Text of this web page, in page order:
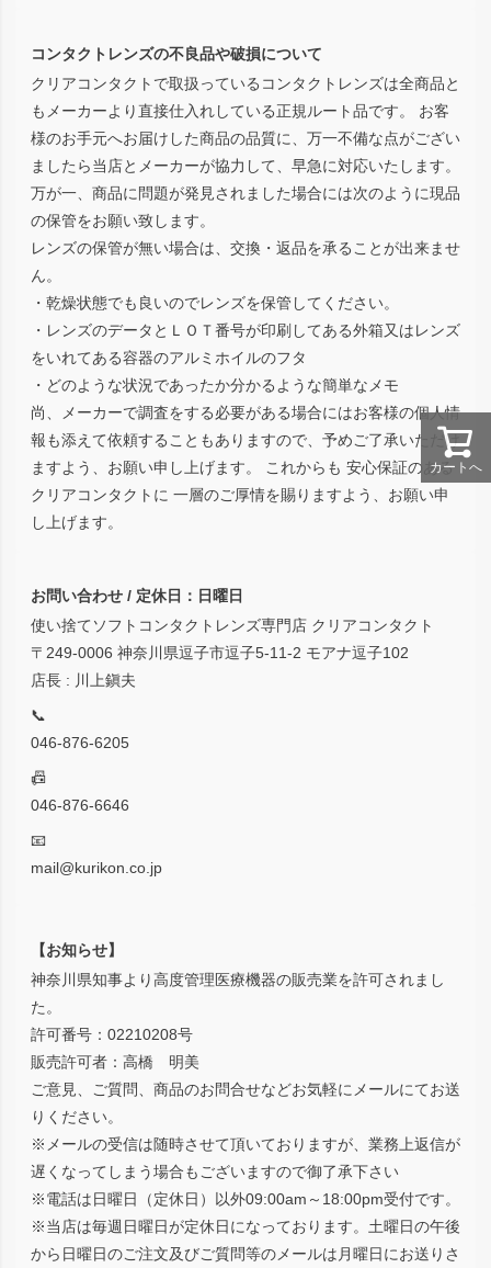
カートへ
コンタクトレンズの不良品や破損について
クリアコンタクトで取扱っているコンタクトレンズは全商品と
もメーカーより直接仕入れしている正規ルート品です。 お客
様のお手元へお届けした商品の品質に、万一不備な点がござい
ましたら当店とメーカーが協力して、早急に対応いたします。
万が一、商品に問題が発見されました場合には次のように現品
の保管をお願い致します。
レンズの保管が無い場合は、交換・返品を承ることが出来ませ
ん。
・乾燥状態でも良いのでレンズを保管してください。
・レンズのデータとＬＯＴ番号が印刷してある外箱又はレンズ
をいれてある容器のアルミホイルのフタ
・どのような状況であったか分かるような簡単なメモ
尚、メーカーで調査をする必要がある場合にはお客様の個人情
報も添えて依頼することもありますので、予めご了承いただけ
ますよう、お願い申し上げます。 これからも 安心保証のある
クリアコンタクトに 一層のご厚情を賜りますよう、お願い申
し上げます。
お問い合わせ / 定休日：日曜日
使い捨てソフトコンタクトレンズ専門店 クリアコンタクト
〒249-0006 神奈川県逗子市逗子5-11-2 モアナ逗子102
店長 : 川上鎭夫
📞
046-876-6205
📠
046-876-6646
📧
mail@kurikon.co.jp
【お知らせ】
神奈川県知事より高度管理医療機器の販売業を許可されまし
た。
許可番号：02210208号
販売許可者：高橋 明美
ご意見、ご質問、商品のお問合せなどお気軽にメールにてお送
りください。
※メールの受信は随時させて頂いておりますが、業務上返信が
遅くなってしまう場合もございますので御了承下さい
※電話は日曜日（定休日）以外09:00am～18:00pm受付です。
※当店は毎週日曜日が定休日になっております。土曜日の午後
から日曜日のご注文及びご質問等のメールは月曜日にお送りさ